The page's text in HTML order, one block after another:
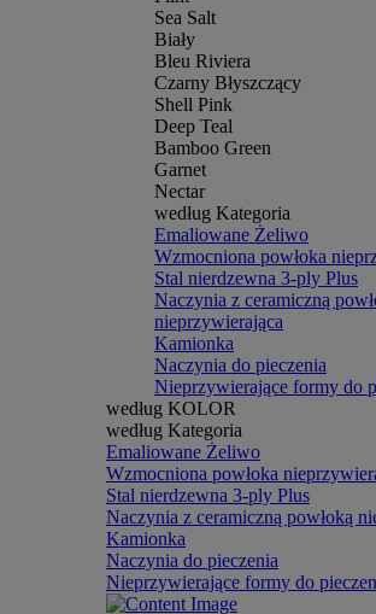
Sea Salt
Biały
Bleu Riviera
Czarny Błyszczący
Shell Pink
Deep Teal
Bamboo Green
Garnet
Nectar
według Kategoria
Emaliowane Żeliwo
Wzmocniona powłoka
Stal nierdzewna 3-ply Plus
Naczynia z ceramiczną
nieprzywierająca
Kamionka
Naczynia do pieczenia
Nieprzywierające formy do
według KOLOR
według Kategoria
Emaliowane Żeliwo
Wzmocniona powłoka
Stal nierdzewna 3-ply Plus
Naczynia z ceramiczną powłoką
Kamionka
Naczynia do pieczenia
Nieprzywierające formy do